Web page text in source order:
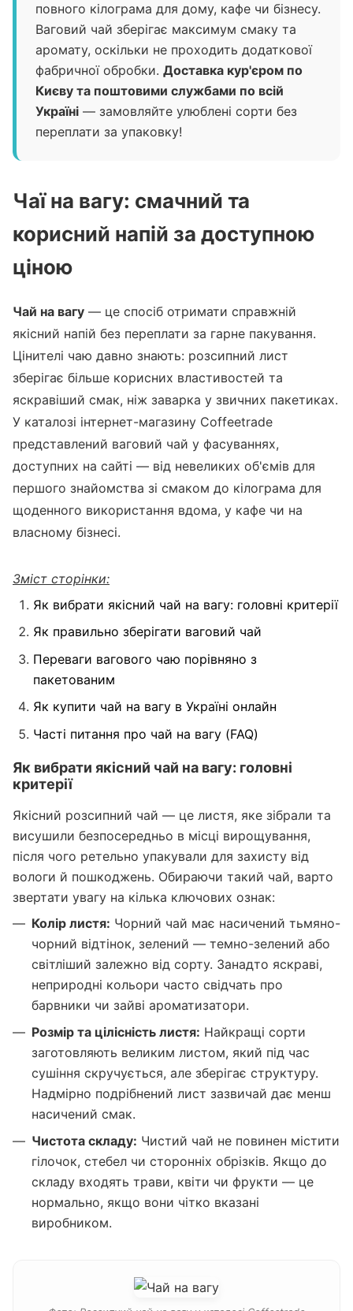
повного кілограма для дому, кафе чи бізнесу.
Ваговий чай зберігає максимум смаку та
аромату, оскільки не проходить додаткової
фабричної обробки. Доставка кур'єром по
Києву та поштовими службами по всій
Україні — замовляйте улюблені сорти без
переплати за упаковку!
Чаї на вагу: смачний та
корисний напій за доступною
ціною
Чай на вагу — це спосіб отримати справжній
якісний напій без переплати за гарне пакування.
Цінителі чаю давно знають: розсипний лист
зберігає більше корисних властивостей та
яскравіший смак, ніж заварка у звичних пакетиках.
У каталозі інтернет-магазину Coffeetrade
представлений ваговий чай у фасуваннях,
доступних на сайті — від невеликих об'ємів для
першого знайомства зі смаком до кілограма для
щоденного використання вдома, у кафе чи на
власному бізнесі.
Зміст сторінки:
Як вибрати якісний чай на вагу: головні критерії
Як правильно зберігати ваговий чай
Переваги вагового чаю порівняно з
пакетованим
Як купити чай на вагу в Україні онлайн
Часті питання про чай на вагу (FAQ)
Як вибрати якісний чай на вагу: головні
критерії
Якісний розсипний чай — це листя, яке зібрали та
висушили безпосередньо в місці вирощування,
після чого ретельно упакували для захисту від
вологи й пошкоджень. Обираючи такий чай, варто
звертати увагу на кілька ключових ознак:
Колір листя: Чорний чай має насичений тьмяно-
чорний відтінок, зелений — темно-зелений або
світліший залежно від сорту. Занадто яскраві,
неприродні кольори часто свідчать про
барвники чи зайві ароматизатори.
Розмір та цілісність листя: Найкращі сорти
заготовляють великим листом, який під час
сушіння скручується, але зберігає структуру.
Надмірно подрібнений лист зазвичай дає менш
насичений смак.
Чистота складу: Чистий чай не повинен містити
гілочок, стебел чи сторонніх обрізків. Якщо до
складу входять трави, квіти чи фрукти — це
нормально, якщо вони чітко вказані
виробником.